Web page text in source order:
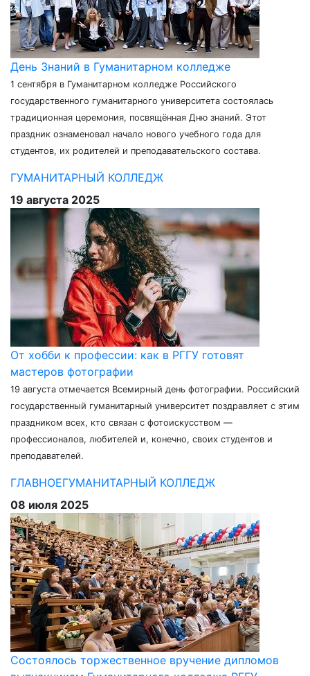
День Знаний в Гуманитарном колледже
1 сентября в Гуманитарном колледже Российского
государственного гуманитарного университета состоялась
традиционная церемония, посвящённая Дню знаний. Этот
праздник ознаменовал начало нового учебного года для
студентов, их родителей и преподавательского состава.
ГУМАНИТАРНЫЙ КОЛЛЕДЖ
19 августа 2025
От хобби к профессии: как в РГГУ готовят
мастеров фотографии
19 августа отмечается Всемирный день фотографии. Российский
государственный гуманитарный университет поздравляет с этим
праздником всех, кто связан с фотоискусством —
профессионалов, любителей и, конечно, своих студентов и
преподавателей.
ГЛАВНОЕГУМАНИТАРНЫЙ КОЛЛЕДЖ
08 июля 2025
Состоялось торжественное вручение дипломов